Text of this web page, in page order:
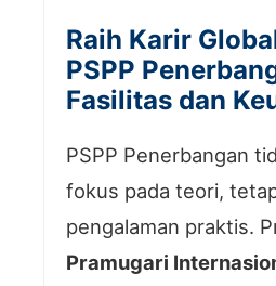
Raih Karir
PSPP
Fasilitas dan
PSPP Penerbangan
fokus pada teori,
pengalaman praktis.
Pramugari